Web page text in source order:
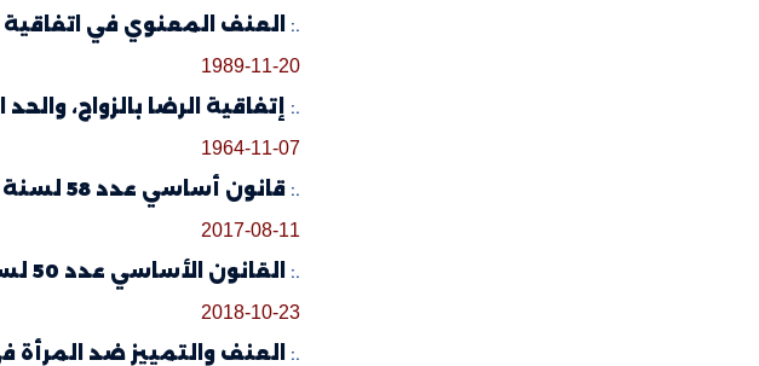
.: العنف المعنوي في اتفاقية
1989-11-20
.: إتفاقية الرضا بالزواج، والحد
1964-11-07
.: قانون أساسي عدد 58 لسنة 2017 مؤرخ في 11 أوت 2017 يتعلق بالقضاء على العنف ضد المرأة
2017-08-11
.: القانون الأساسي عدد 50 لسنة 2018 المؤرخ في 23 أكتوبر 2018 المتعلق بالقضاء على التمييز العنصري
2018-10-23
.: العنف والتمييز ضد المرأة في